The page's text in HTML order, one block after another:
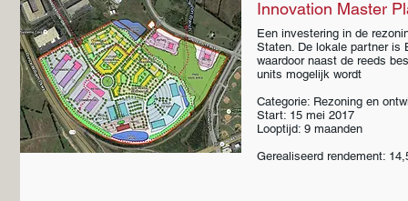
Innovation Master
Een investering in de
Staten. De lokale partner is
waardoor naast de reeds
units mogelijk wordt
Categorie: Rezoning en
Start: 15 mei 2017
Looptijd: 9 maanden
Gerealiseerd rendement: